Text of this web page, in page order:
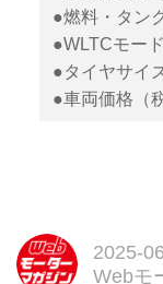
●燃料・タン
●WLTCモー
●タイヤサイ
●車両価格（
2025-
Webモ